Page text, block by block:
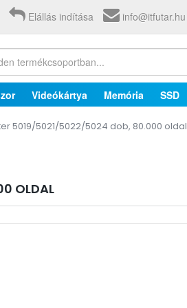
Elállás indítása info@itfutar.hu
Videókártya Memória SSD
5019/5021/5022/5024 dob, 80.000 oldal
OLDAL